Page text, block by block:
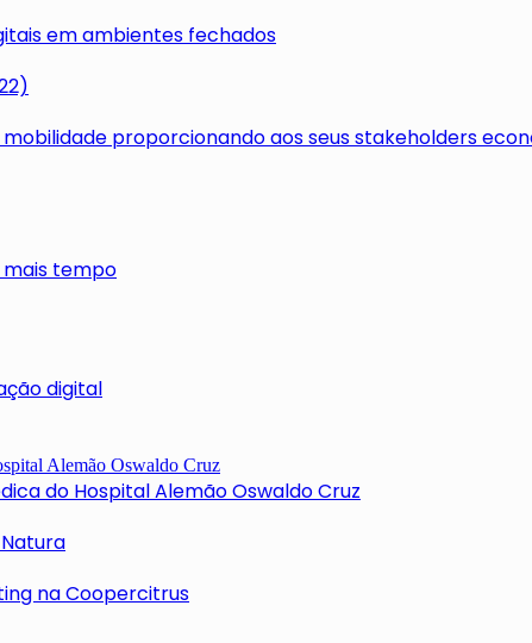
em ambientes fechados
proporcionando aos seus stakeholders
mais tempo
digital
do Hospital Alemão Oswaldo Cruz
na Coopercitrus